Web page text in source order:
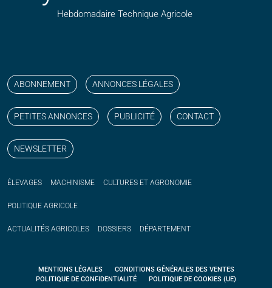
Hebdomadaire Technique Agricole
ABONNEMENT ANNONCES LÉGALES
PETITES ANNONCES PUBLICITÉ CONTACT
NEWSLETTER
ÉLEVAGES MACHINISME CULTURES ET AGRONOMIE
POLITIQUE AGRICOLE
ACTUALITÉS AGRICOLES DOSSIERS DÉPARTEMENT
MENTIONS LÉGALES
CONDITIONS GÉNÉRALES DES VENTES
POLITIQUE DE CONFIDENTIALITÉ
POLITIQUE DE COOKIES (UE)